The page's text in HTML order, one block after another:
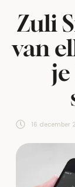
Zuli
van
je
16 december